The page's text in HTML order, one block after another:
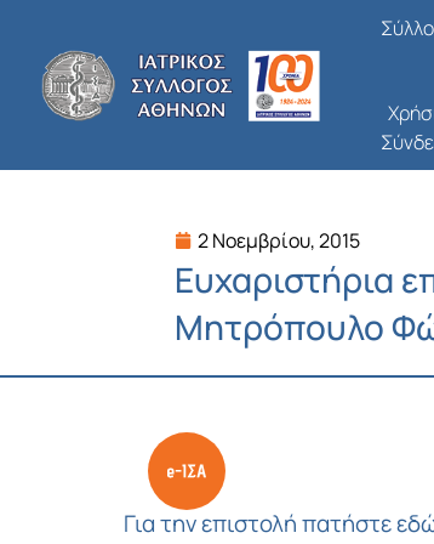
περιεχόμενο
2 Νοεμβρίου, 2015
Ευχαριστήρια
Μητρόπουλο
Για την επιστολή πατήστε